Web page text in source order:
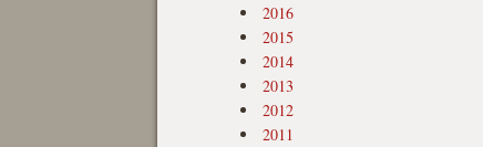
2016
2015
2014
2013
2012
2011